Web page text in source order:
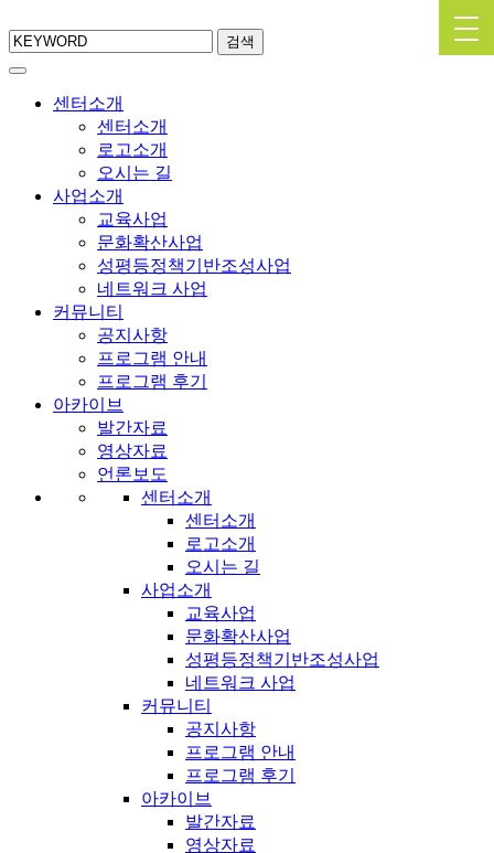
검색
센터소개
센터소개
로고소개
오시는 길
사업소개
교육사업
문화확산사업
성평등정책기반조성사업
네트워크 사업
커뮤니티
공지사항
프로그램 안내
프로그램 후기
아카이브
발간자료
영상자료
언론보도
센터소개
센터소개
로고소개
오시는 길
사업소개
교육사업
문화확산사업
성평등정책기반조성사업
네트워크 사업
커뮤니티
공지사항
프로그램 안내
프로그램 후기
아카이브
발간자료
영상자료